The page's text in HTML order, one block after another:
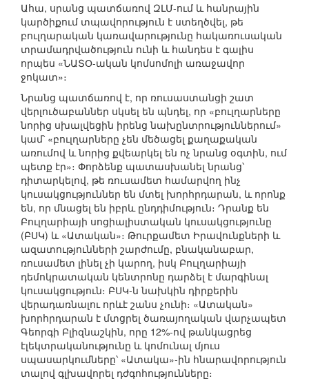
Ահա, սրանց պատճառով ԶԼՄ-ում և հանրային
կարծիքում տպավորություն է ստեղծվել, թե
բուլղարական կառավարությունը հակառուսական
տրամադրվածություն ունի և հանդես է գալիս
որպես «ՆԱՏՕ-ական կոմսոմոլի առաջավոր
ջոկատ»։
Նրանց պատճառով է, որ ռուսաստանցի շատ
վերլուծաբաններ սկսել են պնդել, որ «բուլղարները
նորից սխալվեցին իրենց նախընտրություններում»
կամ՝ «բուլղարները չեն մեծացել քաղաքական
առումով և նորից քվեարկել են ոչ նրանց օգտին, ում
պետք էր»։ Փորձենք պատասխանել նրանց՝
դիտարկելով, թե ռուսամետ համարվող ինչ
կուսակցություններ են մտել խորհրդարան, և որոնք
են, որ մնացել են իբրև ընդդիմություն։ Դրանք են
Բուլղարիայի սոցիալիստական կուսակցությունը
(ԲՍԿ) և «Ատական»։ Թուրքամետ Իրավունքների և
ազատությունների շարժումը, բնականաբար,
ռուսամետ լինել չի կարող, իսկ Բուլղարիայի
դեմոկրատական կենտրոնը դարձել է մարգինալ
կուսակցություն։ ԲՍԿ-ն նախկին դիրքերին
վերադառնալու որևէ շանս չունի։ «Ատական»
խորհրդարան է մտցրել ծառայողական վարչապետ
Գեորգի Բլիզնաշկին, որը 12%-ով թանկացրեց
էլեկտրականությունը և կոմունալ մյուս
սպասարկումները՝ «Ատակա»-ին հնարավորություն
տալով գլխավորել դժգոհությունները։